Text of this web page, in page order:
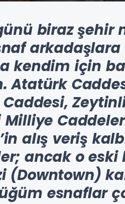
biraz şehir
kendim için
Atatürk
alış veriş
ancak o eski
(Downtown)
esnaflar